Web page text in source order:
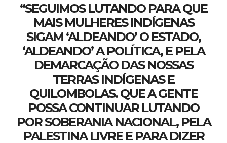
“SEGUIMOS LUTANDO PARA QUE
MAIS MULHERES INDÍGENAS
SIGAM ‘ALDEANDO’ O ESTADO,
‘ALDEANDO’ A POLÍTICA, E PELA
DEMARCAÇÃO DAS NOSSAS
TERRAS INDÍGENAS E
QUILOMBOLAS. QUE A GENTE
POSSA CONTINUAR LUTANDO
POR SOBERANIA NACIONAL, PELA
PALESTINA LIVRE E PARA DIZER